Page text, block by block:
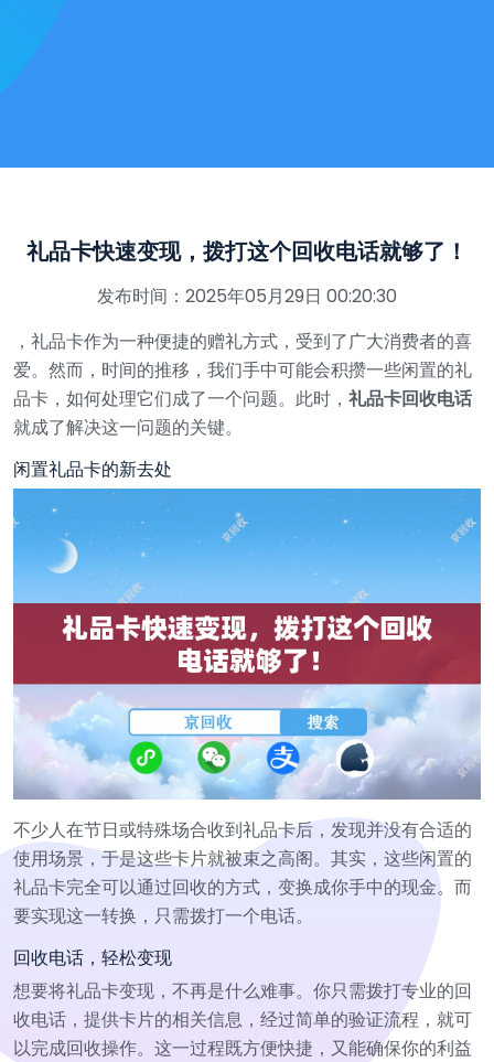
礼品卡快速变现，拨打这个回收电话就够了！
发布时间：2025年05月29日 00:20:30
，礼品卡作为一种便捷的赠礼方式，受到了广大消费者的喜
爱。然而，时间的推移，我们手中可能会积攒一些闲置的礼
品卡，如何处理它们成了一个问题。此时， 礼品卡回收电话
就成了解决这一问题的关键。
闲置礼品卡的新去处
不少人在节日或特殊场合收到礼品卡后，发现并没有合适的
使用场景，于是这些卡片就被束之高阁。其实，这些闲置的
礼品卡完全可以通过回收的方式，变换成你手中的现金。而
要实现这一转换，只需拨打一个电话。
回收电话，轻松变现
想要将礼品卡变现，不再是什么难事。你只需拨打专业的回
收电话，提供卡片的相关信息，经过简单的验证流程，就可
以完成回收操作。这一过程既方便快捷，又能确保你的利益